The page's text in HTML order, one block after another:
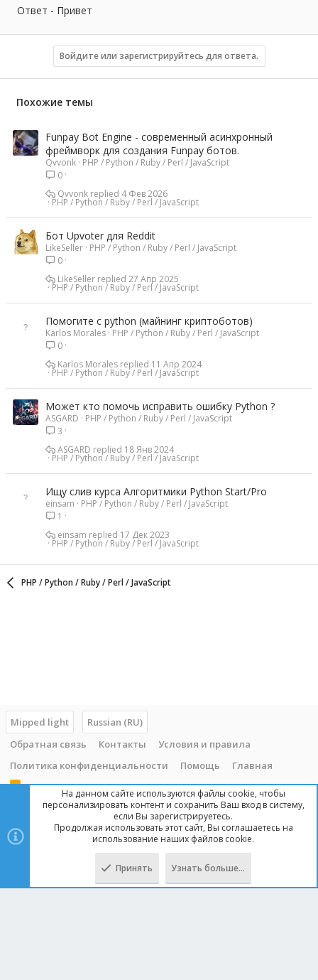
Ответ - Привет
Войдите или зарегистрируйтесь для ответа.
Похожие темы
Funpay Bot Engine - современный асинхронный
фреймворк для создания Funpay ботов.
Qvvonk PHP / Python / Ruby / Perl / JavaScript
0
PHP / Python / Ruby / Perl / JavaScript
4 Фев 2026
Qvvonk
Бот Upvoter для Reddit
LikeSeller PHP / Python / Ruby / Perl / JavaScript
0
PHP / Python / Ruby / Perl / JavaScript
27 Апр 2025
LikeSeller
Помогите с python (майнинг криптоботов)
Karlos Morales PHP / Python / Ruby / Perl / JavaScript
0
PHP / Python / Ruby / Perl / JavaScript
11 Апр 2024
Karlos Morales
Может кто помочь исправить ошибку Python ?
ASGARD
PHP / Python / Ruby / Perl / JavaScript
3
PHP / Python / Ruby / Perl / JavaScript
18 Янв 2024
ASGARD
Ищу слив курса Алгоритмики Python Start/Pro
einsam
PHP / Python / Ruby / Perl / JavaScript
1
PHP / Python / Ruby / Perl / JavaScript
17 Дек 2023
einsam
PHP / Python / Ruby / Perl / JavaScript
Mipped light
Russian (RU)
Обратная связь
Контакты
Условия и правила
Политика конфиденциальности
Помощь Главная
R
Copyright © 2014 - 2025, mipped.com. Все права защищены. При
копировании материала с сайта, обратная ссылка обязательна!
На данном сайте используются файлы cookie, чтобы
персонализировать контент и сохранить Ваш вход в систему,
если Вы зарегистрируетесь.
Продолжая использовать этот сайт, Вы соглашаетесь на
использование наших файлов cookie.
Принять Узнать больше…